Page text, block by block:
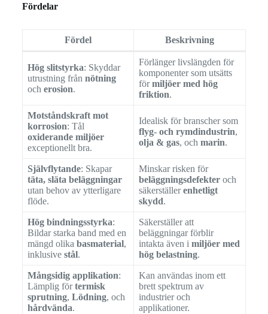
Fördelar
Fördel Beskrivning
Hög slitstyrka: Skyddar
utrustning från nötning
och erosion.
Förlänger livslängden för
komponenter som utsätts
förmiljöer med hög
friktion.
Motståndskraft mot
korrosion: Tål
oxiderande miljöer
exceptionellt bra.
Idealisk för branscher som
flyg- och rymdindustrin,
olja & gas, och marin.
Självflytande: Skapar
täta, släta beläggningar
utan behov av ytterligare
flöde.
Minskar risken för
beläggningsdefekteroch
säkerställerenhetligt
skydd.
Hög bindningsstyrka:
Bildar starka band med en
mängd olika basmaterial,
inklusive stål.
Säkerställer att
beläggningar förblir
intakta även i miljöer med
hög belastning.
Mångsidig applikation:
Lämplig förtermisk
sprutning, Lödning, och
hårdvända.
Kan användas inom ett
brett spektrum av
industrier och
applikationer.